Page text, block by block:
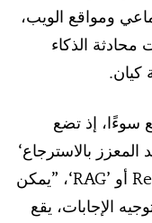
ومواقع الويب،
محادثة الذكاء
كيان.
سوءًا، إذ تضع
بالاسترجاع‘
Retrieval-augmented generation أو ’RAG‘، ”يمكن
الإجابات، يقع